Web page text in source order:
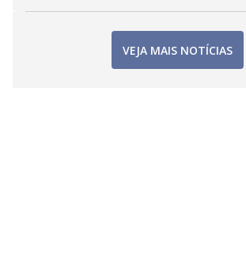
VEJA MAIS NOTÍCIAS